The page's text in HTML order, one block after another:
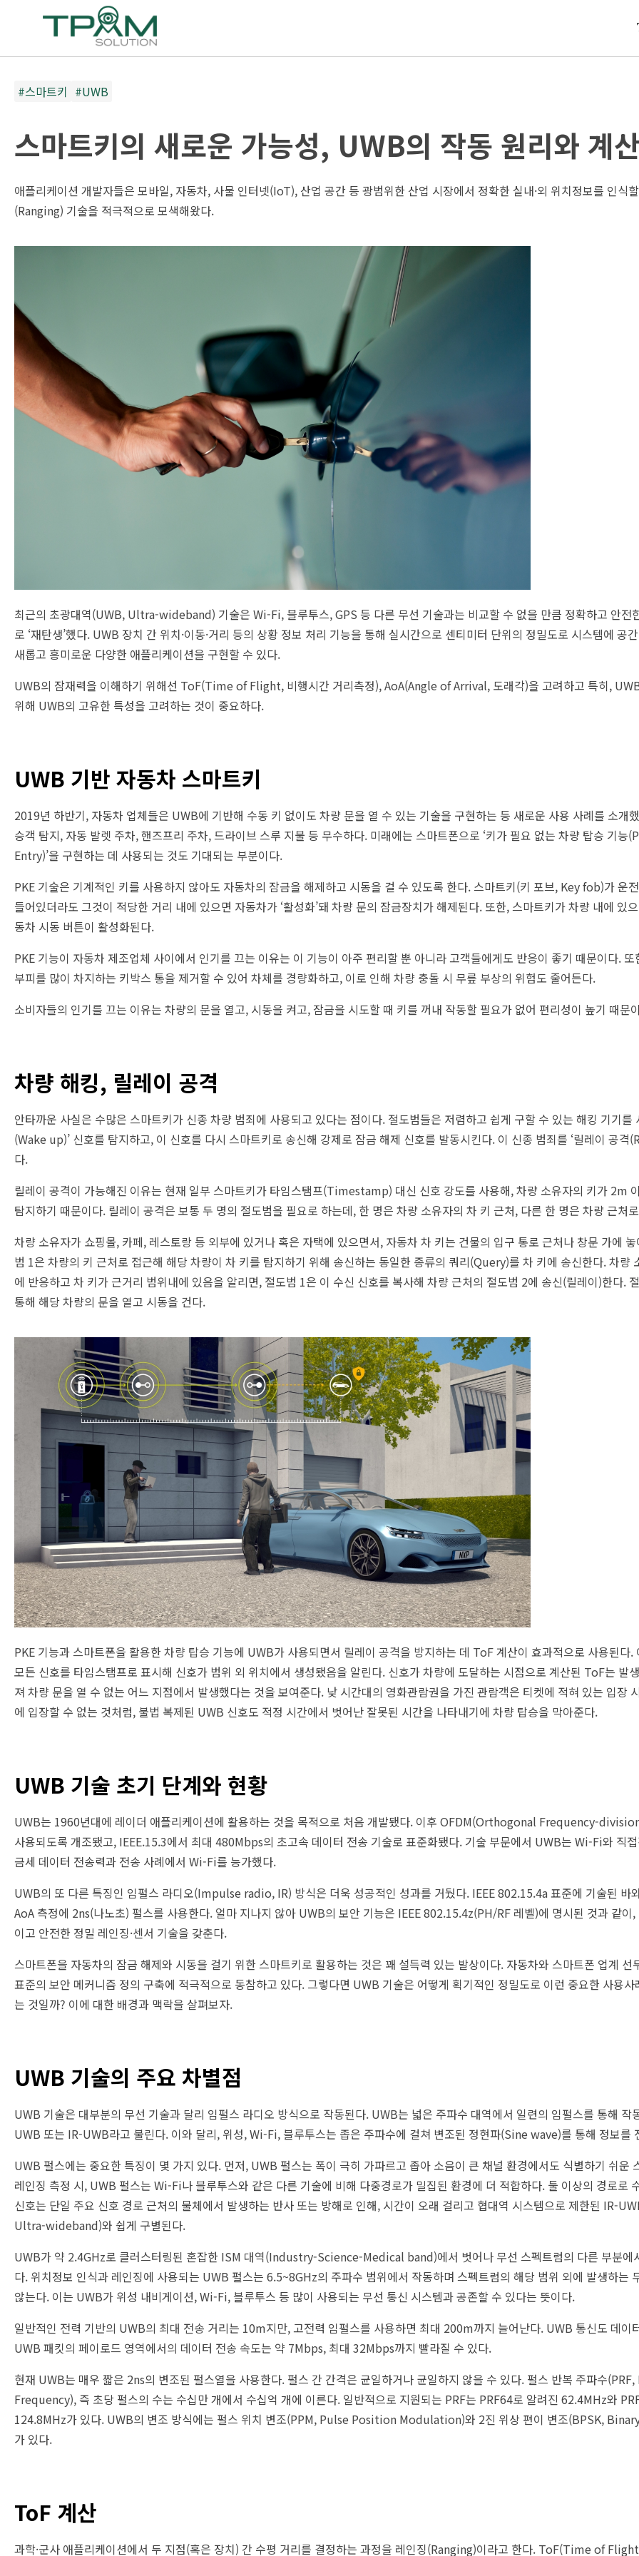
#스마트키 #UWB
스마트키의 새로운 가능성, UWB의 작동 원리와 계
애플리케이션 개발자들은 모바일, 자동차, 사물 인터넷(IoT), 산업 공간 등 광범위한 산업 시장에서 정확한 실내·외 위치정보를 인식
(Ranging) 기술을 적극적으로 모색해왔다.
최근의 초광대역(UWB, Ultra-wideband) 기술은 Wi-Fi, 블루투스, GPS 등 다른 무선 기술과는 비교할 수 없을 만큼 정확하고 안전
로 ‘재탄생’했다. UWB 장치 간 위치·이동·거리 등의 상황 정보 처리 기능을 통해 실시간으로 센티미터 단위의 정밀도로 시스템에 공
새롭고 흥미로운 다양한 애플리케이션을 구현할 수 있다.
UWB의 잠재력을 이해하기 위해선 ToF(Time of Flight, 비행시간 거리측정), AoA(Angle of Arrival, 도래각)을 고려하고 특히,
위해 UWB의 고유한 특성을 고려하는 것이 중요하다.
UWB 기반 자동차 스마트키
2019년 하반기, 자동차 업체들은 UWB에 기반해 수동 키 없이도 차량 문을 열 수 있는 기술을 구현하는 등 새로운 사용 사례를 소개
승객 탐지, 자동 발렛 주차, 핸즈프리 주차, 드라이브 스루 지불 등 무수하다. 미래에는 스마트폰으로 ‘키가 필요 없는 차량 탑승 기능
Entry)’을 구현하는 데 사용되는 것도 기대되는 부분이다.
PKE 기술은 기계적인 키를 사용하지 않아도 자동차의 잠금을 해제하고 시동을 걸 수 있도록 한다. 스마트키(키 포브, Key fob)가 운
들어있더라도 그것이 적당한 거리 내에 있으면 자동차가 ‘활성화’돼 차량 문의 잠금장치가 해제된다. 또한, 스마트키가 차량 내에 있
동차 시동 버튼이 활성화된다.
PKE 기능이 자동차 제조업체 사이에서 인기를 끄는 이유는 이 기능이 아주 편리할 뿐 아니라 고객들에게도 반응이 좋기 때문이다.
부피를 많이 차지하는 키박스 통을 제거할 수 있어 차체를 경량화하고, 이로 인해 차량 충돌 시 무릎 부상의 위험도 줄어든다.
소비자들의 인기를 끄는 이유는 차량의 문을 열고, 시동을 켜고, 잠금을 시도할 때 키를 꺼내 작동할 필요가 없어 편리성이 높기 때문
차량 해킹, 릴레이 공격
안타까운 사실은 수많은 스마트키가 신종 차량 범죄에 사용되고 있다는 점이다. 절도범들은 저렴하고 쉽게 구할 수 있는 해킹 기기를
(Wake up)’ 신호를 탐지하고, 이 신호를 다시 스마트키로 송신해 강제로 잠금 해제 신호를 발동시킨다. 이 신종 범죄를 ‘릴레이 공격
다.
릴레이 공격이 가능해진 이유는 현재 일부 스마트키가 타임스탬프(Timestamp) 대신 신호 강도를 사용해, 차량 소유자의 키가 2m
탐지하기 때문이다. 릴레이 공격은 보통 두 명의 절도범을 필요로 하는데, 한 명은 차량 소유자의 차 키 근처, 다른 한 명은 차량 근처
차량 소유자가 쇼핑몰, 카페, 레스토랑 등 외부에 있거나 혹은 자택에 있으면서, 자동차 차 키는 건물의 입구 통로 근처나 창문 가에
범 1은 차량의 키 근처로 접근해 해당 차량이 차 키를 탐지하기 위해 송신하는 동일한 종류의 쿼리(Query)를 차 키에 송신한다. 차량
에 반응하고 차 키가 근거리 범위내에 있음을 알리면, 절도범 1은 이 수신 신호를 복사해 차량 근처의 절도범 2에 송신(릴레이)한다.
통해 해당 차량의 문을 열고 시동을 건다.
PKE 기능과 스마트폰을 활용한 차량 탑승 기능에 UWB가 사용되면서 릴레이 공격을 방지하는 데 ToF 계산이 효과적으로 사용된다.
모든 신호를 타임스탬프로 표시해 신호가 범위 외 위치에서 생성됐음을 알린다. 신호가 차량에 도달하는 시점으로 계산된 ToF는 발
져 차량 문을 열 수 없는 어느 지점에서 발생했다는 것을 보여준다. 낮 시간대의 영화관람권을 가진 관람객은 티켓에 적혀 있는 입장
에 입장할 수 없는 것처럼, 불법 복제된 UWB 신호도 적정 시간에서 벗어난 잘못된 시간을 나타내기에 차량 탑승을 막아준다.
UWB 기술 초기 단계와 현황
UWB는 1960년대에 레이더 애플리케이션에 활용하는 것을 목적으로 처음 개발됐다. 이후 OFDM(Orthogonal Frequency-
사용되도록 개조됐고, IEEE.15.3에서 최대 480Mbps의 초고속 데이터 전송 기술로 표준화됐다. 기술 부문에서 UWB는 Wi-Fi와 직
금세 데이터 전송력과 전송 사례에서 Wi-Fi를 능가했다.
UWB의 또 다른 특징인 임펄스 라디오(Impulse radio, IR) 방식은 더욱 성공적인 성과를 거뒀다. IEEE 802.15.4a 표준에 기술된 바
AoA 측정에 2ns(나노초) 펄스를 사용한다. 얼마 지나지 않아 UWB의 보안 기능은 IEEE 802.15.4z(PH/RF 레벨)에 명시된 것과 같이
이고 안전한 정밀 레인징·센서 기술을 갖춘다.
스마트폰을 자동차의 잠금 해제와 시동을 걸기 위한 스마트키로 활용하는 것은 꽤 설득력 있는 발상이다. 자동차와 스마트폰 업계
표준의 보안 메커니즘 정의 구축에 적극적으로 동참하고 있다. 그렇다면 UWB 기술은 어떻게 획기적인 정밀도로 이런 중요한 사용
는 것일까? 이에 대한 배경과 맥락을 살펴보자.
UWB 기술의 주요 차별점
UWB 기술은 대부분의 무선 기술과 달리 임펄스 라디오 방식으로 작동된다. UWB는 넓은 주파수 대역에서 일련의 임펄스를 통해 작
UWB 또는 IR-UWB라고 불린다. 이와 달리, 위성, Wi-Fi, 블루투스는 좁은 주파수에 걸쳐 변조된 정현파(Sine wave)를 통해 정보를
UWB 펄스에는 중요한 특징이 몇 가지 있다. 먼저, UWB 펄스는 폭이 극히 가파르고 좁아 소음이 큰 채널 환경에서도 식별하기 쉬운
레인징 측정 시, UWB 펄스는 Wi-Fi나 블루투스와 같은 다른 기술에 비해 다중경로가 밀집된 환경에 더 적합하다. 둘 이상의 경로로
신호는 단일 주요 신호 경로 근처의 물체에서 발생하는 반사 또는 방해로 인해, 시간이 오래 걸리고 협대역 시스템으로 제한된 IR-
Ultra-wideband)와 쉽게 구별된다.
UWB가 약 2.4GHz로 클러스터링된 혼잡한 ISM 대역(Industry-Science-Medical band)에서 벗어나 무선 스펙트럼의 다른 부분에
다. 위치정보 인식과 레인징에 사용되는 UWB 펄스는 6.5~8GHz의 주파수 범위에서 작동하며 스펙트럼의 해당 범위 외에 발생하는
않는다. 이는 UWB가 위성 내비게이션, Wi-Fi, 블루투스 등 많이 사용되는 무선 통신 시스템과 공존할 수 있다는 뜻이다.
일반적인 전력 기반의 UWB의 최대 전송 거리는 10m지만, 고전력 임펄스를 사용하면 최대 200m까지 늘어난다. UWB 통신도 데이
UWB 패킷의 페이로드 영역에서의 데이터 전송 속도는 약 7Mbps, 최대 32Mbps까지 빨라질 수 있다.
현재 UWB는 매우 짧은 2ns의 변조된 펄스열을 사용한다. 펄스 간 간격은 균일하거나 균일하지 않을 수 있다. 펄스 반복 주파수
Frequency), 즉 초당 펄스의 수는 수십만 개에서 수십억 개에 이른다. 일반적으로 지원되는 PRF는 PRF64로 알려진 62.4MHz와
124.8MHz가 있다. UWB의 변조 방식에는 펄스 위치 변조(PPM, Pulse Position Modulation)와 2진 위상 편이 변조(BPSK,
가 있다.
ToF 계산
과학·군사 애플리케이션에서 두 지점(혹은 장치) 간 수평 거리를 결정하는 과정을 레인징(Ranging)이라고 한다. ToF(Time of